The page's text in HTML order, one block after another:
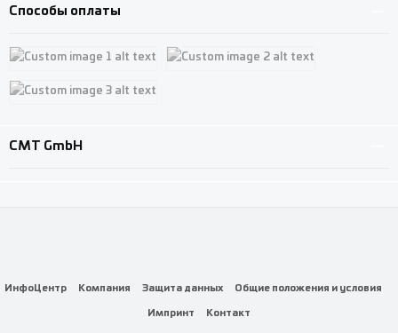
Способы оплаты
Custom image 1
CMT GmbH
ИнфоЦентр Компания Защита данных
Общие положения и условия
Импринт
Контакт